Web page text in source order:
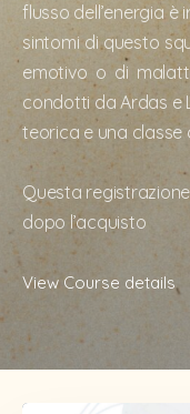
flusso dell’energia
sintomi di questo
emotivo o di
condotti da Ardas e
teorica e una classe
Questa
dopo l’acquisto
View Course details